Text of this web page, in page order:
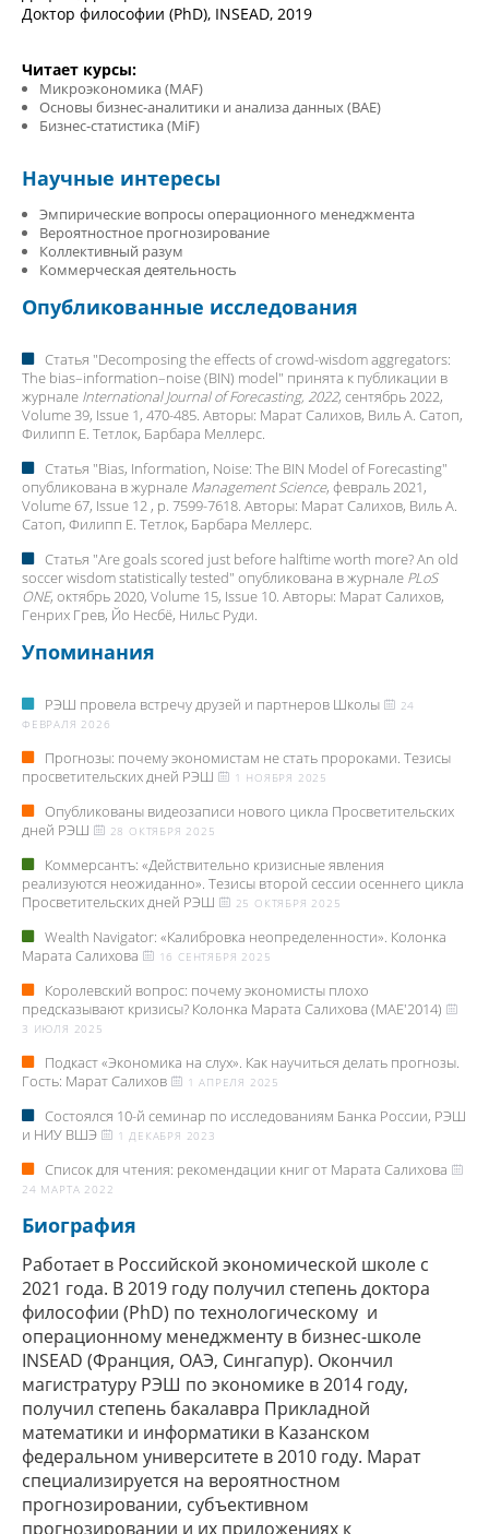
Доктор философии (PhD), INSEAD, 2019
Читает курсы:
Микроэкономика (MAF)
Основы бизнес-аналитики и анализа данных (BAE)
Бизнес-статистика (MiF)
Научные интересы
Эмпирические вопросы операционного менеджмента
Вероятностное прогнозирование
Коллективный разум
Коммерческая деятельность
Опубликованные исследования
Статья "Decomposing the effects of crowd-wisdom aggregators:
The bias–information–noise (BIN) model" принята к публикации в
журнале International Journal of Forecasting, 2022, сентябрь 2022,
Volume 39, Issue 1, 470-485. Авторы: Марат Салихов, Виль А. Сатоп,
Филипп Е. Тетлок, Барбара Меллерс.
Статья "Bias, Information, Noise: The BIN Model of Forecasting"
опубликована в журнале Management Science, февраль 2021,
Volume 67, Issue 12 , p. 7599-7618. Авторы: Марат Салихов, Виль А.
Сатоп, Филипп Е. Тетлок, Барбара Меллерс.
Статья "Are goals scored just before halftime worth more? An old
soccer wisdom statistically tested" опубликована в журнале PLoS
ONE, октябрь 2020, Volume 15, Issue 10. Авторы: Марат Салихов,
Генрих Грев, Йо Несбё, Нильс Руди.
Упоминания
РЭШ провела встречу друзей и партнеров Школы
24
ФЕВРАЛЯ 2026
Прогнозы: почему экономистам не стать пророками. Тезисы
просветительских дней РЭШ
1 НОЯБРЯ 2025
Опубликованы видеозаписи нового цикла Просветительских
дней РЭШ
28 ОКТЯБРЯ 2025
Коммерсантъ: «Действительно кризисные явления
реализуются неожиданно». Тезисы второй сессии осеннего цикла
Просветительских дней РЭШ
25 ОКТЯБРЯ 2025
Wealth Navigator: «Калибровка неопределенности». Колонка
Марата Салихова
16 СЕНТЯБРЯ 2025
Королевский вопрос: почему экономисты плохо
предсказывают кризисы? Колонка Марата Салихова (MAE'2014)
3 ИЮЛЯ 2025
Подкаст «Экономика на слух». Как научиться делать прогнозы.
Гость: Марат Салихов
1 АПРЕЛЯ 2025
Состоялся 10-й семинар по исследованиям Банка России, РЭШ
и НИУ ВШЭ
1 ДЕКАБРЯ 2023
Список для чтения: рекомендации книг от Марата Салихова
24 МАРТА 2022
Биография
Работает в Российской экономической школе с
2021 года. В 2019 году получил степень доктора
философии (PhD) по технологическому и
операционному менеджменту в бизнес-школе
INSEAD (Франция, ОАЭ, Сингапур). Окончил
магистратуру РЭШ по экономике в 2014 году,
получил степень бакалавра Прикладной
математики и информатики в Казанском
федеральном университете в 2010 году. Марат
специализируется на вероятностном
прогнозировании, субъективном
прогнозировании и их приложениях к